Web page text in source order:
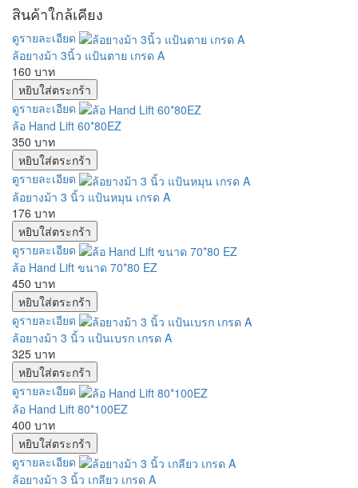
สินค้าใกล้เคียง
ดูรายละเอียด
ล้อยางม้า 3นิ้ว แป้นตาย เกรด A
160 บาท
ดูรายละเอียด
ล้อ Hand Lift 60*80EZ
350 บาท
ดูรายละเอียด
ล้อยางม้า 3 นิ้ว แป้นหมุน เกรด A
176 บาท
ดูรายละเอียด
ล้อ Hand Lift ขนาด 70*80 EZ
450 บาท
ดูรายละเอียด
ล้อยางม้า 3 นิ้ว แป้นเบรก เกรด A
325 บาท
ดูรายละเอียด
ล้อ Hand Lift 80*100EZ
400 บาท
ดูรายละเอียด
ล้อยางม้า 3 นิ้ว เกลียว เกรด A